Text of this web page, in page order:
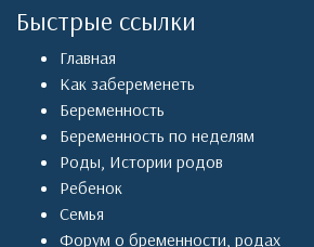
Быстрые ссылки
Главная
Как забеременеть
Беременность
Беременность по неделям
Роды, Истории родов
Ребенок
Семья
Форум о бременности, родах